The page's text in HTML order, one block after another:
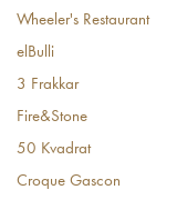
Wheeler's Restaurant
elBulli
3 Frakkar
Fire&Stone
50 Kvadrat
Croque Gascon